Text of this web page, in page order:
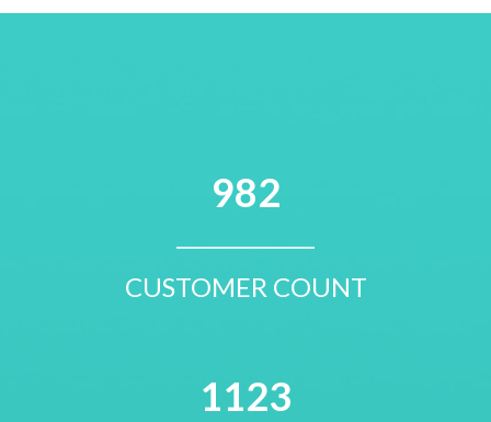
982
CUSTOMER COUNT
1123